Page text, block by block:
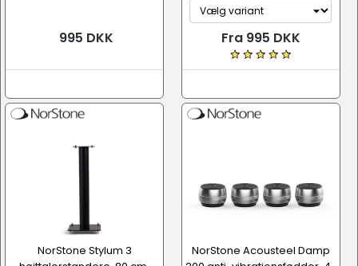
995 DKK Fra 995 DKK
NorStone Stylum 3
NorStone Acousteel Damp